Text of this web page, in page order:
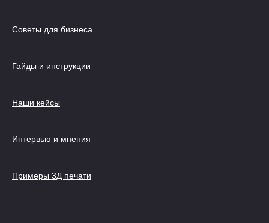
Советы для бизнеса
Гайды и инструкции
Наши кейсы
Интервью и мнения
Примеры 3Д печати